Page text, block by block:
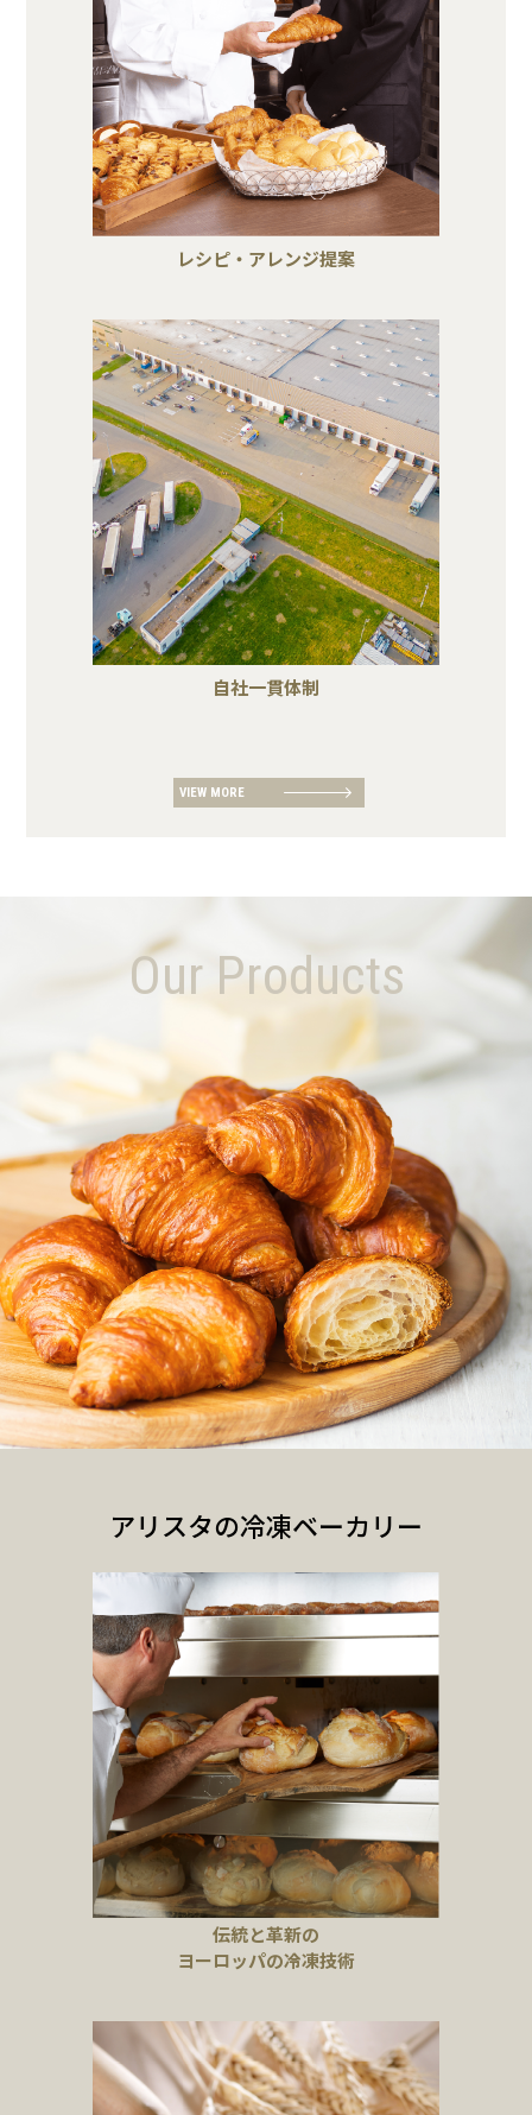
レシピ・アレンジ提案
自社一貫体制
VIEW MORE
Our Products
アリスタの冷凍ベーカリー
伝統と革新の
ヨーロッパの冷凍技術